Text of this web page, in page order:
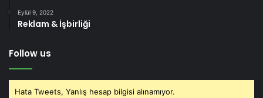
Eylül 9, 2022
Reklam & İşbirliği
Follow us
Hata Tweets, Yanlış hesap bilgisi alınamıyor.